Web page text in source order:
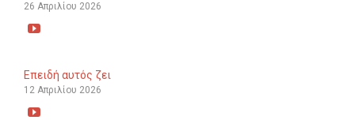
26 Απριλίου 2026

Επειδή αυτός ζει
12 Απριλίου 2026
